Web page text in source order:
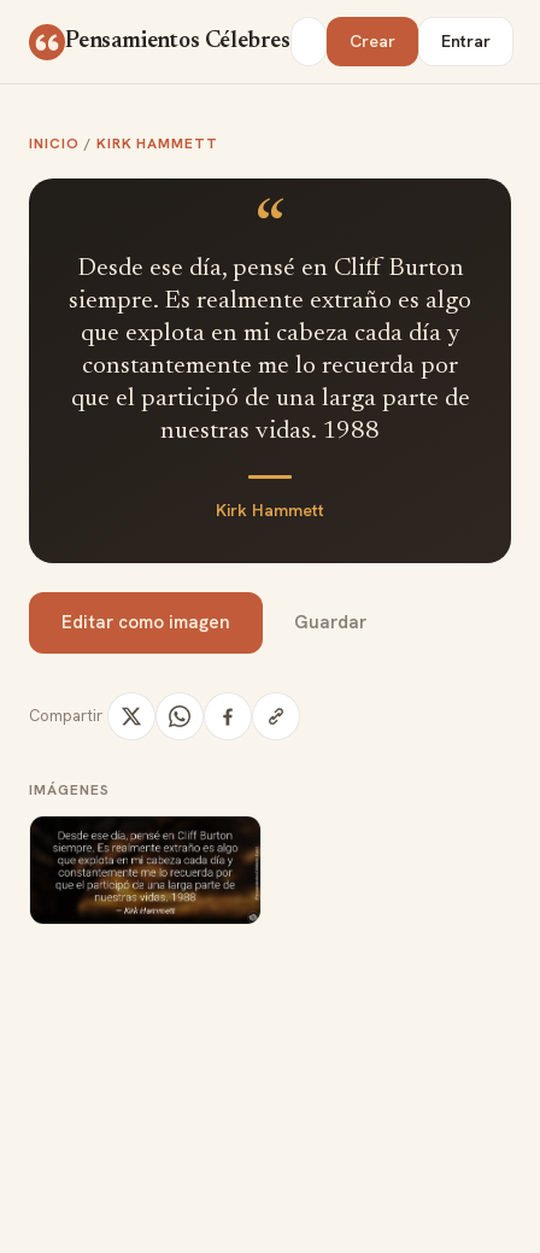
Pensamientos Célebres Buscar Crear Entrar
INICIO / KIRK HAMMETT
“
Desde ese día, pensé en Cliff Burton
siempre. Es realmente extraño es algo
que explota en mi cabeza cada día y
constantemente me lo recuerda por
que el participó de una larga parte de
nuestras vidas. 1988
Kirk Hammett
Editar como imagen Guardar
Compartir
IMÁGENES